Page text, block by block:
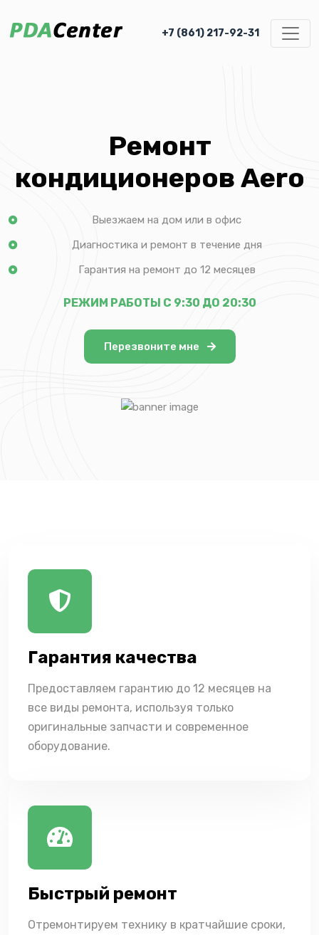
+7 (861) 217-92-31
Ремонт
кондиционеров Aero
Выезжаем на дом или в офис
Диагностика и ремонт в течение дня
Гарантия на ремонт до 12 месяцев
РЕЖИМ РАБОТЫ С 9:30 ДО 20:30
Перезвоните мне
Гарантия качества
Предоставляем гарантию до 12 месяцев на
все виды ремонта, используя только
оригинальные запчасти и современное
оборудование.
Быстрый ремонт
Отремонтируем технику в кратчайшие сроки,